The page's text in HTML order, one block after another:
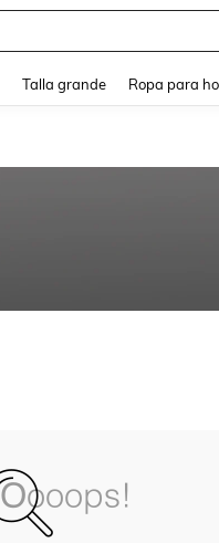
Talla grande Ropa para